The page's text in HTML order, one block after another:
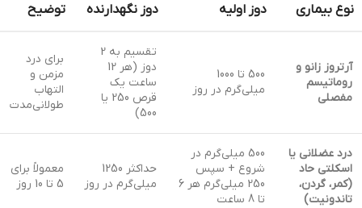
نوع بیماری دوز اولیه دوز نگهدارنده توضیح
آرتروز زانو و
روماتیسم
مفصلی
500 تا 1000
میلی‌گرم در روز
تقسیم به 2
دوز (هر 12
ساعت یک
قرص 250 یا
500)
برای درد
مزمن و
التهاب
طولانی‌مدت
درد عضلانی یا
اسکلتی حاد
(کمر، گردن،
تاندونیت)
500 میلی‌گرم در
شروع + سپس
250 میلی‌گرم هر 6
تا 8 ساعت
حداکثر 1250
میلی‌گرم در روز
معمولاً برای
5 تا 10 روز